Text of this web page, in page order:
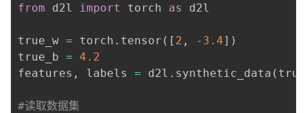
from d2l import torch as d2l
true_w = torch . tensor ( [ 2 , - 3.4] )
true_b = 4.2
features , labels = d2l . synthetic_data (
#读取数据集